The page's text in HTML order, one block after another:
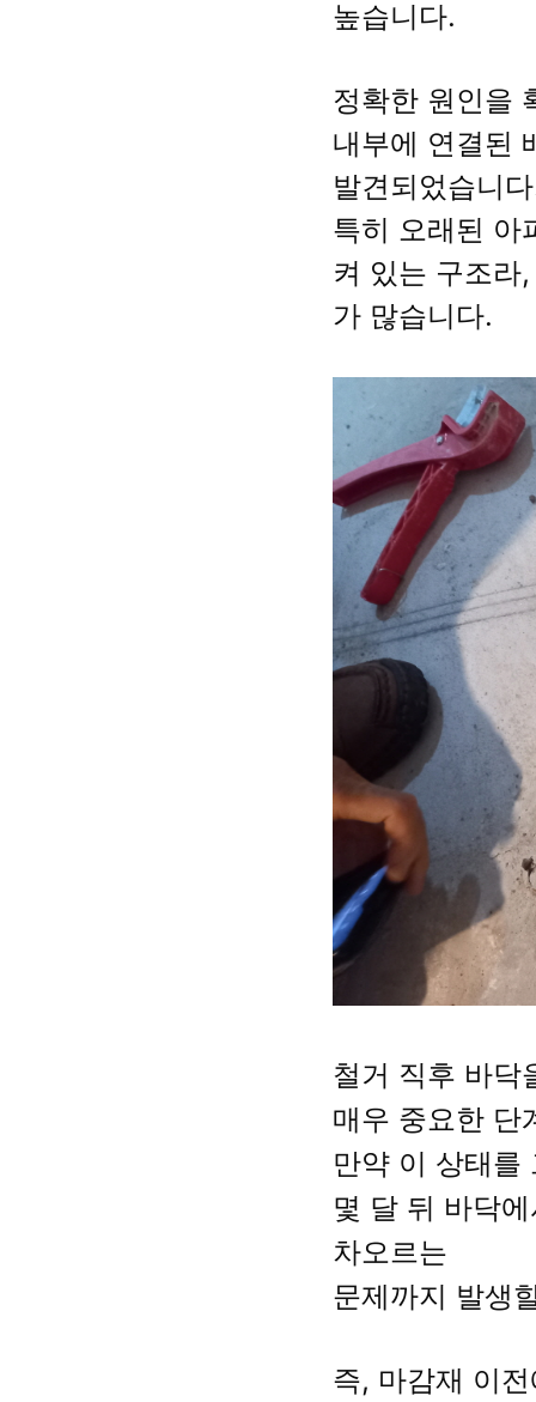
높습니다.
정확한 원인을
내부에 연결된
발견되었습니
특히 오래된 아
켜 있는 구조라
가 많습니다.
철거 직후 바닥
매우 중요한 단
만약 이 상태를
몇 달 뒤 바닥
차오르는
문제까지 발생
즉, 마감재 이